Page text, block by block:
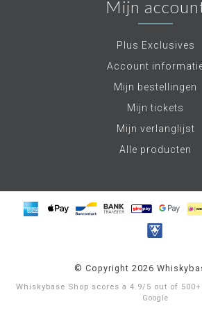
Mijn
Plus Exclusives
Account
Mijn bestellingen
Mijn tickets
Mijn verlanglijst
Alle producten
© Copyright 2026
Whiskybase Shop scores a 4.9/ 5 out of 500+
Google